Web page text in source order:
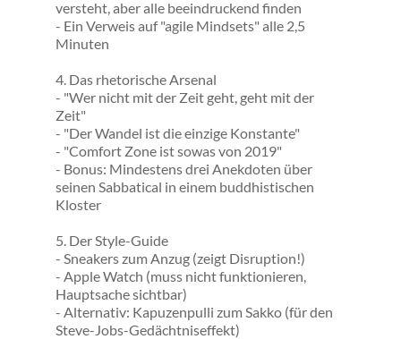
versteht, aber alle beeindruckend finden
- Ein Verweis auf "agile Mindsets" alle 2,5
Minuten
4. Das rhetorische Arsenal
- "Wer nicht mit der Zeit geht, geht mit der
Zeit"
- "Der Wandel ist die einzige Konstante"
- "Comfort Zone ist sowas von 2019"
- Bonus: Mindestens drei Anekdoten über
seinen Sabbatical in einem buddhistischen
Kloster
5. Der Style-Guide
- Sneakers zum Anzug (zeigt Disruption!)
- Apple Watch (muss nicht funktionieren,
Hauptsache sichtbar)
- Alternativ: Kapuzenpulli zum Sakko (für den
Steve-Jobs-Gedächtniseffekt)